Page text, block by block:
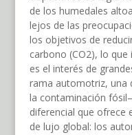
de los humedales
lejos de las
los objetivos de
carbono (CO2), lo que
es el interés de
rama automotriz, una
la contaminación
diferencial que ofrece
de lujo global: los